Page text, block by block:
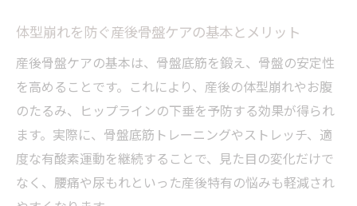
特徴
赤ちゃんと一緒に通える産後骨盤ケアの選
び方
産後骨盤ケア利用時のキッズスペース活用
ポイント
産後骨盤ケアと子育て支援の上手な組み合
わせ
体型崩れを防ぐ産後骨盤ケアの基本とメリット
産後骨盤ケアの基本は、骨盤底筋を鍛え、骨盤の安定性
を高めることです。これにより、産後の体型崩れやお腹
のたるみ、ヒップラインの下垂を予防する効果が得られ
ます。実際に、骨盤底筋トレーニングやストレッチ、適
度な有酸素運動を継続することで、見た目の変化だけで
なく、腰痛や尿もれといった産後特有の悩みも軽減され